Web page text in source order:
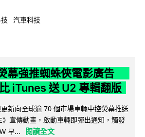
汽車科技
幕強推蜘蛛俠電影廣告
iTunes 送 U2 專輯翻版
新向全球逾 70 個市場車輛中控熒幕推送
》宣傳動畫，啟動車輛即彈出通知，觸發
早...
閱讀全文